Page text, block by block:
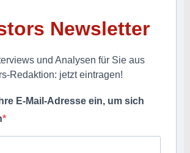
Newsletter
und Analysen für Sie aus
Redaktion: jetzt eintragen!
E-Mail-Adresse ein, um sich